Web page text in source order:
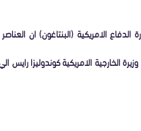
الامريكية (البنتاغون) ان
الخارجية الامريكية كوندوليزا رايس